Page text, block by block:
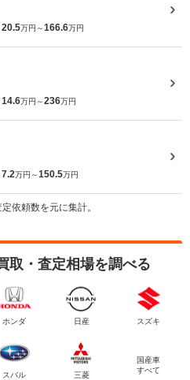
20.5万円～166.6万円
14.6万円～236万円
7.2万円～150.5万円
依頼数を元に集計。
取・査定相場を調べる
ホンダ 日産 スズキ
スバル 三菱
国産車
すべて